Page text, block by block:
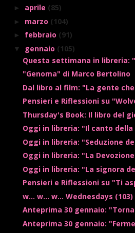
► aprile (85)
► marzo (104)
► febbraio (91)
▼ gennaio (105)
Questa settimana in libreria:
"Genoma" di Marco Bertolino
Dal libro al film: "La gente
Pensieri e Riflessioni su
Thursday's Book: Il libro del
Oggi in libreria: "Il canto della
Oggi in libreria: "Seduzione
Oggi in libreria: "La
Oggi in libreria: "La signora
Pensieri e Riflessioni su "Ti
w... w... w... Wednesdays (103)
Anteprima 30 gennaio:
Anteprima 30 gennaio: